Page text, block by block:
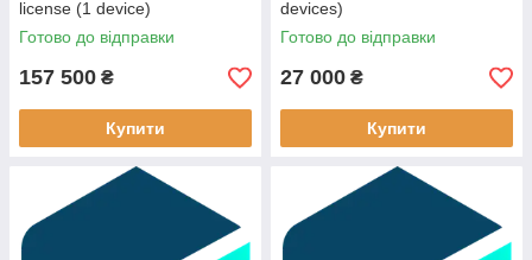
license (1 device)
Готово до відправки
157 500 ₴
Купити
devices)
Готово до відправки
27 000 ₴
Купити